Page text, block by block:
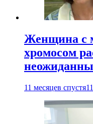
Женщина с
хромосом
11 месяцев спустя